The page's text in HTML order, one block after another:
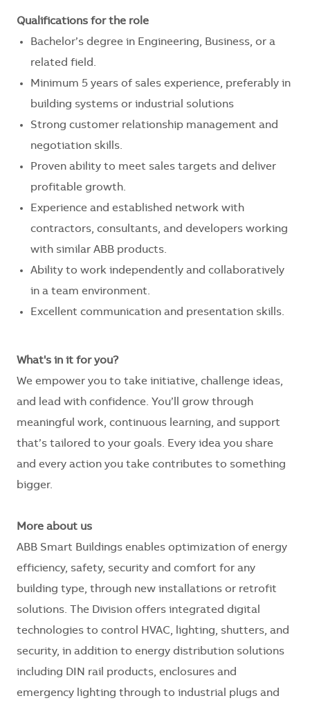
Qualifications for the role
Bachelor’s degree in Engineering, Business, or a
related field.
Minimum 5 years of sales experience, preferably in
building systems or industrial solutions
Strong customer relationship management and
negotiation skills.
Proven ability to meet sales targets and deliver
profitable growth.
Experience and established network with
contractors, consultants, and developers working
with similar ABB products.
Ability to work independently and collaboratively
in a team environment.
Excellent communication and presentation skills.
What's in it for you?
We empower you to take initiative, challenge ideas,
and lead with confidence. You’ll grow through
meaningful work, continuous learning, and support
that’s tailored to your goals. Every idea you share
and every action you take contributes to something
bigger.
More about us
ABB Smart Buildings enables optimization of energy
efficiency, safety, security and comfort for any
building type, through new installations or retrofit
solutions. The Division offers integrated digital
technologies to control HVAC, lighting, shutters, and
security, in addition to energy distribution solutions
including DIN rail products, enclosures and
emergency lighting through to industrial plugs and